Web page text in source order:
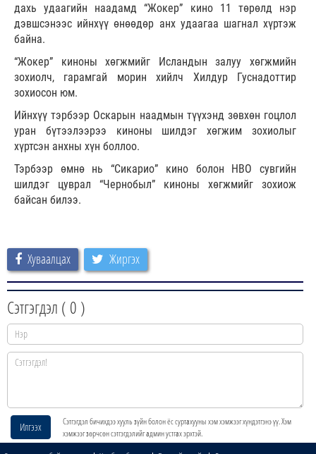
дахь удаагийн наадамд “Жокер” кино 11 төрөлд нэр
дэвшсэнээс ийнхүү өнөөдөр анх удаагаа шагнал хүртэж
байна.
“Жокер” киноны хөгжмийг Исландын залуу хөгжмийн
зохиолч, гарамгай морин хийлч Хилдур Гуснадоттир
зохиосон юм.
Ийнхүү тэрбээр Оскарын наадмын түүхэнд зөвхөн гоцлол
уран бүтээлээрээ киноны шилдэг хөгжим зохиолыг
хүртсэн анхны хүн боллоо.
Тэрбээр өмнө нь “Сикарио” кино болон HBO сувгийн
шилдэг цуврал “Чернобыл” киноны хөгжмийг зохиож
байсан билээ.
Хуваалцах Жиргэх
Сэтгэгдэл ( 0 )
Илгээх
Сэтгэгдэл бичихдээ хууль зүйн болон ёс суртахууны хэм хэмжээг хүндэтгэнэ үү. Хэм
хэмжээг зөрчсөн сэтгэгдэлийг админ устгах эрхтэй.